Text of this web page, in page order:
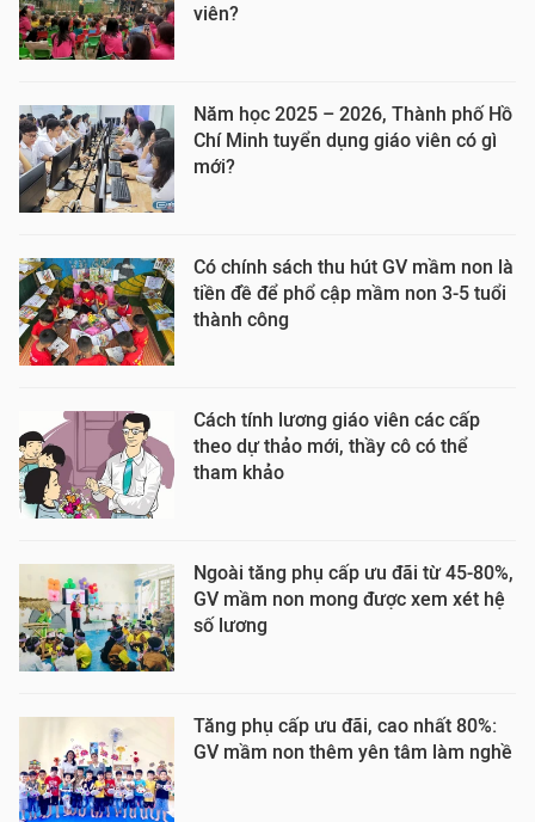
viên?
Năm học 2025 – 2026, Thành phố Hồ
Chí Minh tuyển dụng giáo viên có gì
mới?
Có chính sách thu hút GV mầm non là
tiền đề để phổ cập mầm non 3-5 tuổi
thành công
Cách tính lương giáo viên các cấp
theo dự thảo mới, thầy cô có thể
tham khảo
Ngoài tăng phụ cấp ưu đãi từ 45-80%,
GV mầm non mong được xem xét hệ
số lương
Tăng phụ cấp ưu đãi, cao nhất 80%:
GV mầm non thêm yên tâm làm nghề